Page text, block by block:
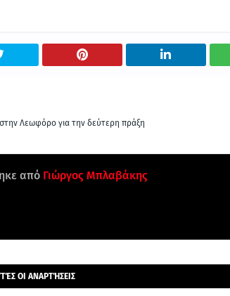
Λεωφόρο για την δεύτερη πράξη
από Γιώργος Μπλαβάκης
ΟΙ ΑΝΑΡΤΉΣΕΙΣ